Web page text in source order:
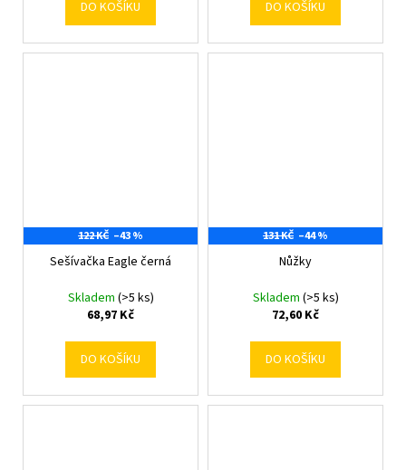
DO KOŠÍKU DO KOŠÍKU
122 KČ –43 %
Sešívačka Eagle černá
Skladem (>5 ks)
68,97 Kč
DO KOŠÍKU
131 KČ –44 %
Nůžky
Skladem (>5 ks)
72,60 Kč
DO KOŠÍKU